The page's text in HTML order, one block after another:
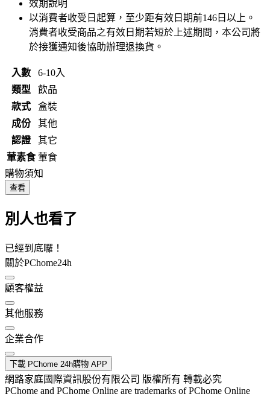
效期說明
以消費者收受日起算，至少距有效日期前146 日以上。
消費者收受商品之有效日期若短於上述期間，本公司將
於接獲通知後協助辦理退換貨。
入數
6-10入
類型
飲品
款式
盒裝
成份
其他
認證
其它
葷素食 葷食
購物須知
查看
別人也看了
已經到底囉！
關於PChome24h
顧客權益
其他服務
企業合作
下載 PChome 24h購物 APP
網路家庭國際資訊股份有限公司 版權所有 轉載必究
PChome and PChome Online are trademarks of PChome Online